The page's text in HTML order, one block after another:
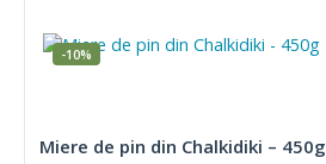
-10%
Miere de pin din Chalkidiki – 450g